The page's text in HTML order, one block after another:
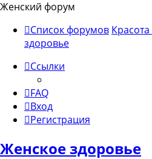
Женский форум
Список форумов
здоровье
Ссылки
FAQ
Вход
Регистрация
Женское здоровье